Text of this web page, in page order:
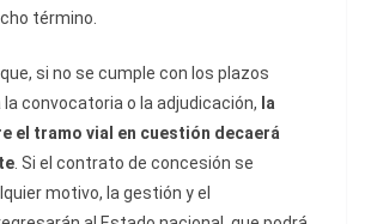
término.
si no se cumple con los plazos
convocatoria o la adjudicación, la
el tramo vial en cuestión decaerá
. Si el contrato de concesión se
motivo, la gestión y el